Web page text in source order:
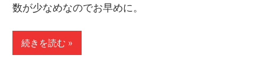
数が少なめなのでお早めに。
続きを読む